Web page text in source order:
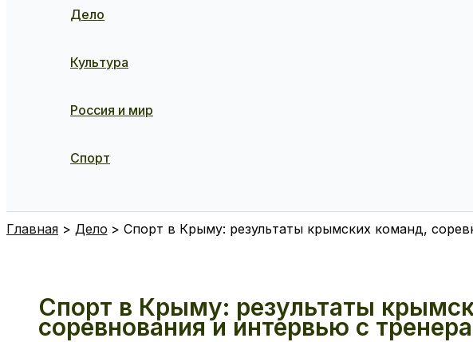
Дело
Культура
Россия и мир
Спорт
Главная Дело Спорт в Крыму: результаты крымских команд,
Спорт в Крыму: результаты
соревнования и интервью с